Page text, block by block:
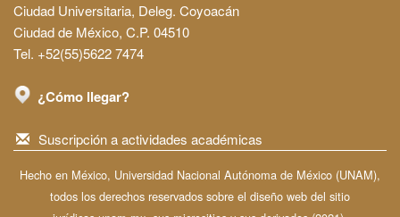
Ciudad Universitaria, Deleg. Coyoacán
Ciudad de México, C.P. 04510
Tel. +52(55)5622 7474
¿Cómo llegar?
Suscripción a actividades académicas
Hecho en México, Universidad Nacional Autónoma de México (UNAM),
todos los derechos reservados sobre el diseño web del sitio